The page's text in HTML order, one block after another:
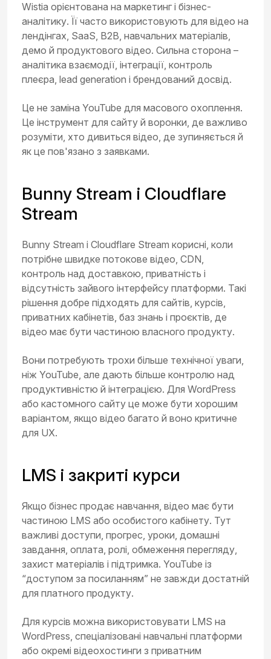
Wistia орієнтована на маркетинг і бізнес-
аналітику. Її часто використовують для відео на
лендінгах, SaaS, B2B, навчальних матеріалів,
демо й продуктового відео. Сильна сторона –
аналітика взаємодії, інтеграції, контроль
плеєра, lead generation і брендований досвід.
Це не заміна YouTube для масового охоплення.
Це інструмент для сайту й воронки, де важливо
розуміти, хто дивиться відео, де зупиняється й
як це пов'язано з заявками.
Bunny Stream і Cloudflare
Stream
Bunny Stream і Cloudflare Stream корисні, коли
потрібне швидке потокове відео, CDN,
контроль над доставкою, приватність і
відсутність зайвого інтерфейсу платформи. Такі
рішення добре підходять для сайтів, курсів,
приватних кабінетів, баз знань і проєктів, де
відео має бути частиною власного продукту.
Вони потребують трохи більше технічної уваги,
ніж YouTube, але дають більше контролю над
продуктивністю й інтеграцією. Для WordPress
або кастомного сайту це може бути хорошим
варіантом, якщо відео багато й воно критичне
для UX.
LMS і закриті курси
Якщо бізнес продає навчання, відео має бути
частиною LMS або особистого кабінету. Тут
важливі доступи, прогрес, уроки, домашні
завдання, оплата, ролі, обмеження перегляду,
захист матеріалів і підтримка. YouTube із
“доступом за посиланням” не завжди достатній
для платного продукту.
Для курсів можна використовувати LMS на
WordPress, спеціалізовані навчальні платформи
або окремі відеохостинги з приватним